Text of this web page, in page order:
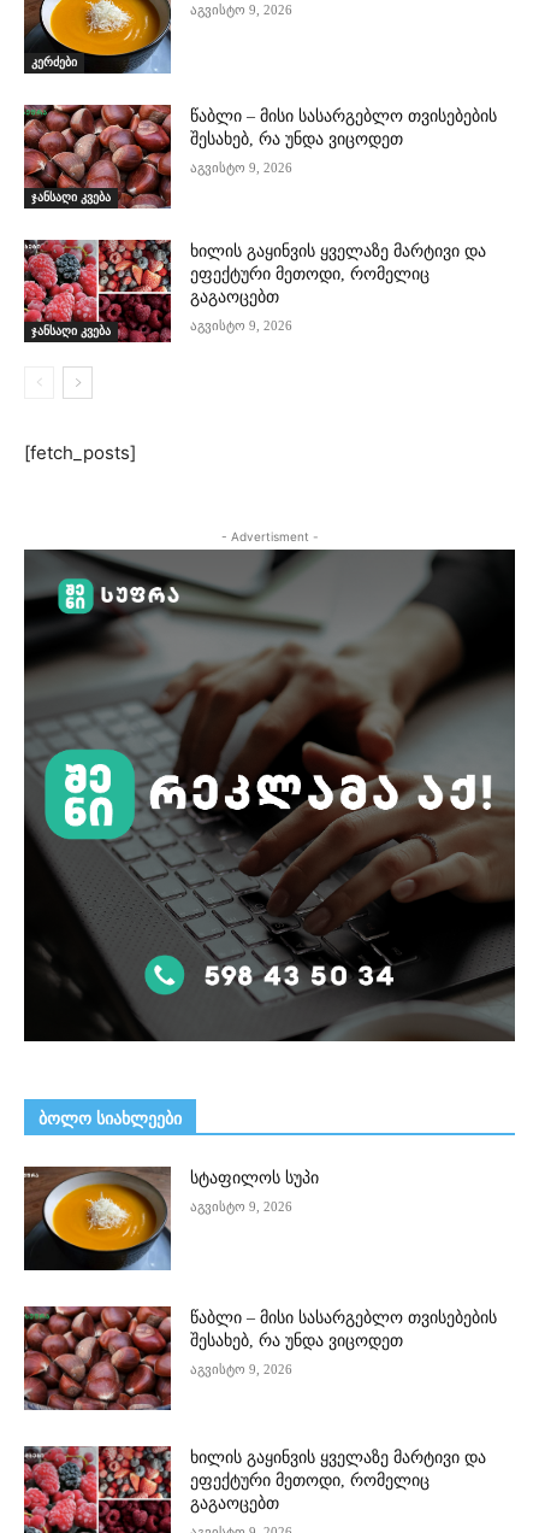
კერძები
აგვისტო 9, 2026
ჯანსაღი კვება
წაბლი – მისი სასარგებლო თვისებების
შესახებ, რა უნდა ვიცოდეთ
აგვისტო 9, 2026
ჯანსაღი კვება
ხილის გაყინვის ყველაზე მარტივი და
ეფექტური მეთოდი, რომელიც
გაგაოცებთ
აგვისტო 9, 2026
[fetch_posts]
- Advertisment -
ᲑᲝᲚᲝ ᲡᲘᲐᲮᲚᲔᲔᲑᲘ
სტაფილოს სუპი
აგვისტო 9, 2026
წაბლი – მისი სასარგებლო თვისებების
შესახებ, რა უნდა ვიცოდეთ
აგვისტო 9, 2026
ხილის გაყინვის ყველაზე მარტივი და
ეფექტური მეთოდი, რომელიც
გაგაოცებთ